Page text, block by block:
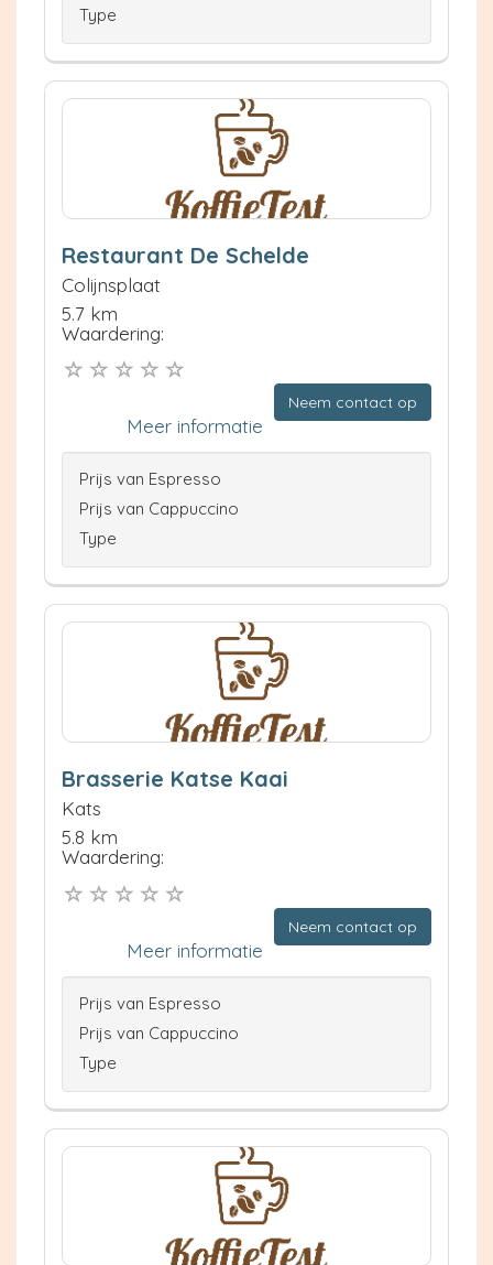
Type
Restaurant De Schelde
Colijnsplaat
5.7 km
Waardering:
Neem contact op
Meer informatie
Prijs van Espresso
Prijs van Cappuccino
Type
Brasserie Katse Kaai
Kats
5.8 km
Waardering:
Neem contact op
Meer informatie
Prijs van Espresso
Prijs van Cappuccino
Type